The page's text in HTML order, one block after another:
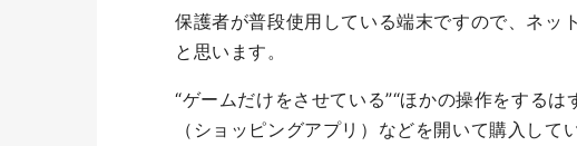
保護者が普段使用している端末ですので、ネッ
と思います。
“ゲームだけをさせている”“ほかの操作をする
（ショッピングアプリ）などを開いて購入して